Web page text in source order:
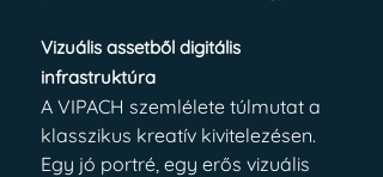
Vizuális assetből digitális
infrastruktúra
A VIPACH szemlélete túlmutat a
klasszikus kreatív kivitelezésen.
Egy jó portré, egy erős vizuális